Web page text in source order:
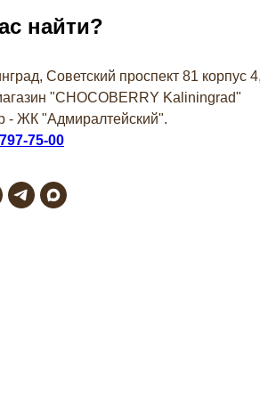
найти?
Советский проспект 81 корпус
"СHOCOBERRY Kaliningrad"
- ЖК "Адмиралтейский".
75-00